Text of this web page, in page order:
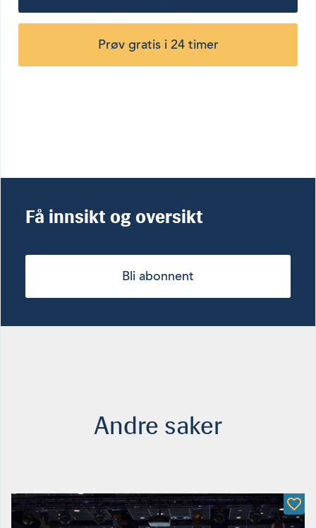
Prøv gratis i 24 timer
Få innsikt og oversikt
Bli abonnent
Andre saker